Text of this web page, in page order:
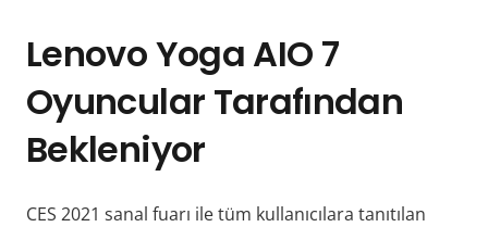
Lenovo Yoga AIO 7
Oyuncular Tarafından
Bekleniyor
CES 2021 sanal fuarı ile tüm kullanıcılara tanıtılan